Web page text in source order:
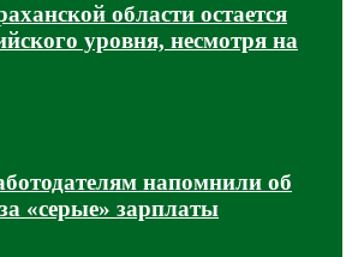
области остается
уровня, несмотря на
напомнили об
«серые» зарплаты